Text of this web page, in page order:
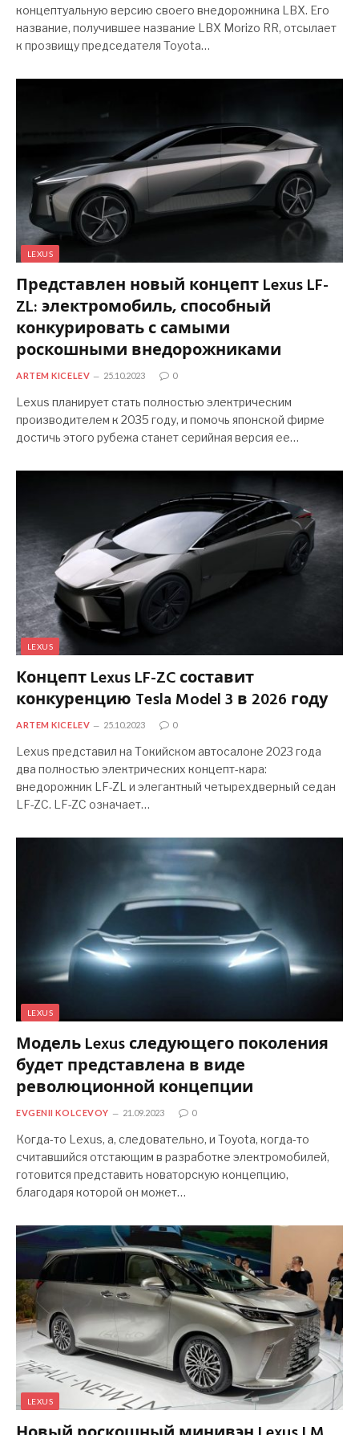
концептуальную версию своего внедорожника LBX. Его
название, получившее название LBX Morizo ​​RR, отсылает
к прозвищу председателя Toyota…
LEXUS
Представлен новый концепт Lexus LF-
ZL: электромобиль, способный
конкурировать с самыми
роскошными внедорожниками
ARTEM KICELEV 25.10.2023 0
Lexus планирует стать полностью электрическим
производителем к 2035 году, и помочь японской фирме
достичь этого рубежа станет серийная версия ее…
LEXUS
Концепт Lexus LF-ZC составит
конкуренцию Tesla Model 3 в 2026 году
ARTEM KICELEV 25.10.2023 0
Lexus представил на Токийском автосалоне 2023 года
два полностью электрических концепт-кара:
внедорожник LF-ZL и элегантный четырехдверный седан
LF-ZC. LF-ZC означает…
LEXUS
Модель Lexus следующего поколения
будет представлена ​​в виде
революционной концепции
EVGENII KOLCEVOY 21.09.2023 0
Когда-то Lexus, а, следовательно, и Toyota, когда-то
считавшийся отстающим в разработке электромобилей,
готовится представить новаторскую концепцию,
благодаря которой он может…
LEXUS